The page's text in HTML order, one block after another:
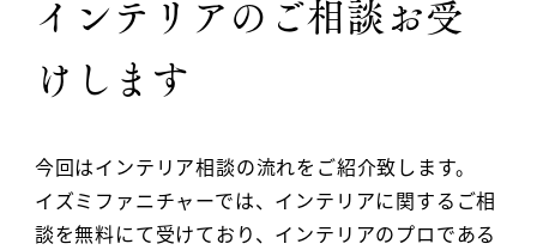
インテリアのご相談お受
けします
今回はインテリア相談の流れをご紹介致します。
イズミファニチャーでは、インテリアに関するご相
談を無料にて受けており、インテリアのプロである